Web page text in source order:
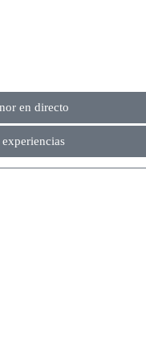
en directo